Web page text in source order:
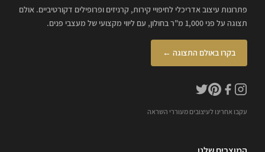
פתרונות עיצוב אדריכלי לחיפויי קירות, קרניזים ופרופילים דקורטיביים. אולם
תצוגה על פני 1,000 מ"ר בחולון, עם ליווי מקצועי של מעצבי פנים.
בקרו באולם התצוגה ←
עקבו אחרינו לעיצובים מעוררי השראה